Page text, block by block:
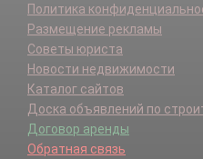
Политика
Размещение рекламы
Советы юриста
Новости недвижимости
Каталог сайтов
Доска объявлений по
Договор аренды
Обратная связь